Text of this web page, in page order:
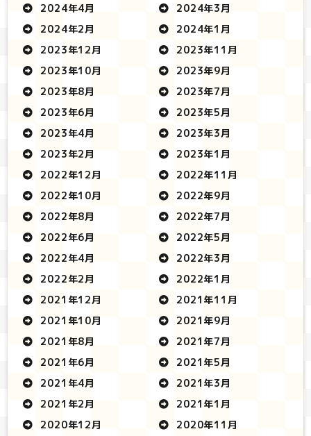
2024年4月
2024年3月
2024年2月
2024年1月
2023年12月
2023年11月
2023年10月
2023年9月
2023年8月
2023年7月
2023年6月
2023年5月
2023年4月
2023年3月
2023年2月
2023年1月
2022年12月
2022年11月
2022年10月
2022年9月
2022年8月
2022年7月
2022年6月
2022年5月
2022年4月
2022年3月
2022年2月
2022年1月
2021年12月
2021年11月
2021年10月
2021年9月
2021年8月
2021年7月
2021年6月
2021年5月
2021年4月
2021年3月
2021年2月
2021年1月
2020年12月
2020年11月